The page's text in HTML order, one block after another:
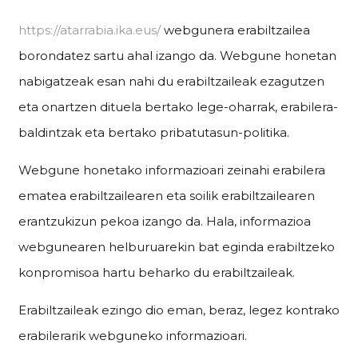
https://atarrabia.ika.eus/webgunera erabiltzailea
borondatez sartu ahal izango da. Webgune honetan
nabigatzeak esan nahi du erabiltzaileak ezagutzen
eta onartzen dituela bertako lege-oharrak, erabilera-
baldintzak eta bertako pribatutasun-politika.
Webgune honetako informazioari zeinahi erabilera
ematea erabiltzailearen eta soilik erabiltzailearen
erantzukizun pekoa izango da. Hala, informazioa
webgunearen helburuarekin bat eginda erabiltzeko
konpromisoa hartu beharko du erabiltzaileak.
Erabiltzaileak ezingo dio eman, beraz, legez kontrako
erabilerarik webguneko informazioari.